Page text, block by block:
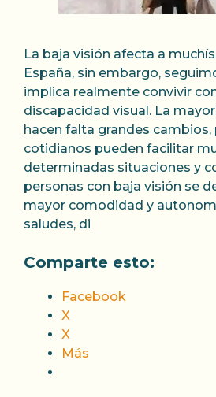
La baja visión afecta a
España, sin embargo,
implica realmente convivir
discapacidad visual. La
hacen falta grandes
cotidianos pueden facilitar
determinadas situaciones y
personas con baja visión se
mayor comodidad y
saludes, di
Comparte esto:
Facebook
X
X
Más